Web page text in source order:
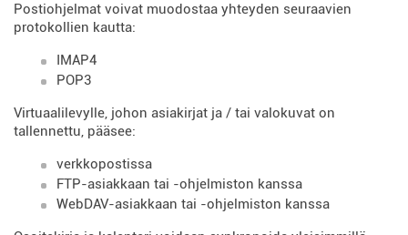
Postiohjelmat voivat muodostaa yhteyden seuraavien
protokollien kautta:
IMAP4
POP3
Virtuaalilevylle, johon asiakirjat ja / tai valokuvat on
tallennettu, pääsee:
verkkopostissa
FTP-asiakkaan tai -ohjelmiston kanssa
WebDAV-asiakkaan tai -ohjelmiston kanssa